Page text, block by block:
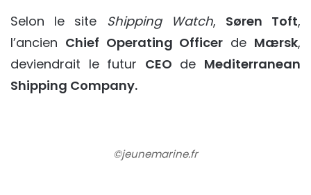
Selon le site Shipping Watch, Søren Toft,
l’ancien Chief Operating Officer de Mærsk,
deviendrait le futur CEO de Mediterranean
Shipping Company.
©jeunemarine.fr